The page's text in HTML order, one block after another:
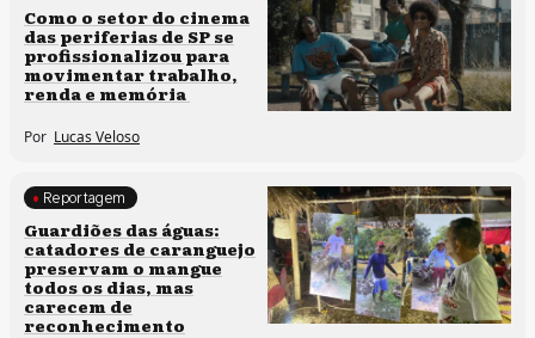
Políticas culturais
Como o setor do cinema
das periferias de SP se
profissionalizou para
movimentar trabalho,
renda e memória
Por Lucas Veloso
Clima e cultura
Reportagem
Guardiões das águas:
catadores de caranguejo
preservam o mangue
todos os dias, mas
carecem de
reconhecimento